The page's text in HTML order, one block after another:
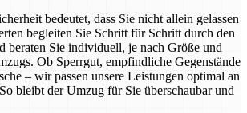
bedeutet, dass Sie nicht allein gelassen
begleiten Sie Schritt für Schritt durch den
beraten Sie individuell, je nach Größe und
Ob Sperrgut, empfindliche Gegenstände
– wir passen unsere Leistungen optimal an
bleibt der Umzug für Sie überschaubar und